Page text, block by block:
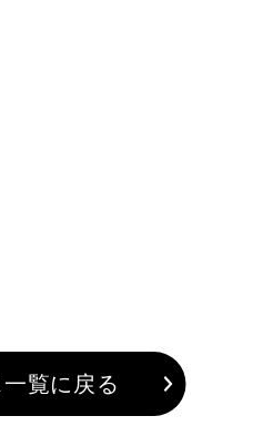
一覧に戻る